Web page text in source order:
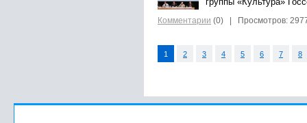
группы «Культура»
Комментарии (0) | Просмотров:
1 2 3 4 5 6 7 8